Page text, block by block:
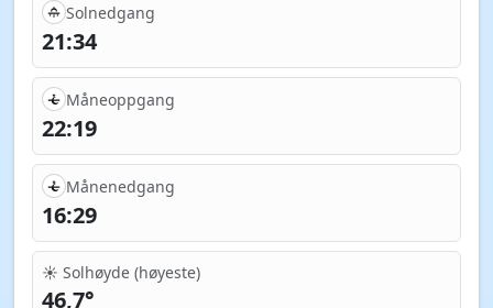
Solnedgang
21:34
Måneoppgang
22:19
Månenedgang
16:29
☀️ Solhøyde (høyeste)
46,7°